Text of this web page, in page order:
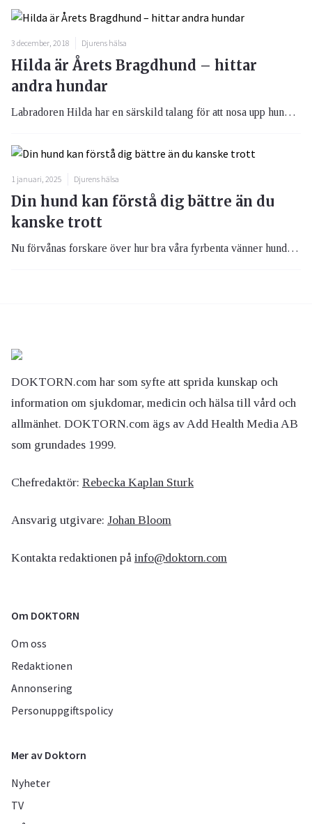
3 december, 2018 Djurens hälsa
Hilda är Årets Bragdhund – hittar
andra hundar
Labradoren Hilda har en särskild talang för att nosa upp hundar som har sprungit bort, något som nu har belönat henne med Årets Bragdhund 2018.
1 januari, 2025 Djurens hälsa
Din hund kan förstå dig bättre än du
kanske trott
Nu förvånas forskare över hur bra våra fyrbenta vänner hunden faktiskt kan förstå oss människor.
DOKTORN.com har som syfte att sprida kunskap och
information om sjukdomar, medicin och hälsa till vård och
allmänhet. DOKTORN.com ägs av Add Health Media AB
som grundades 1999.
Chefredaktör: Rebecka Kaplan Sturk
Ansvarig utgivare: Johan Bloom
Kontakta redaktionen på info@doktorn.com
Om DOKTORN
Om oss
Redaktionen
Annonsering
Personuppgiftspolicy
Mer av Doktorn
Nyheter
TV